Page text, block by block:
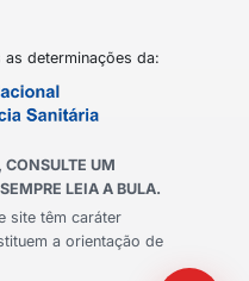
determinações da:
UM
LEIA A BULA.
site têm caráter
a orientação de